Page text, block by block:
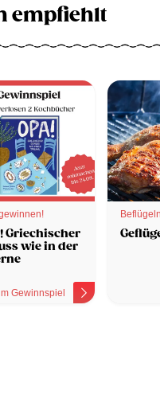
empfiehlt
Griechischer
wie in der
Gewinnspiel